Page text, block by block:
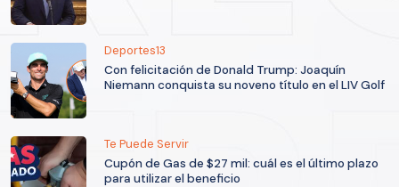
Deportes13
Con felicitación de Donald Trump: Joaquín
Niemann conquista su noveno título en el LIV Golf
Te Puede Servir
Cupón de Gas de $27 mil: cuál es el último plazo
para utilizar el beneficio